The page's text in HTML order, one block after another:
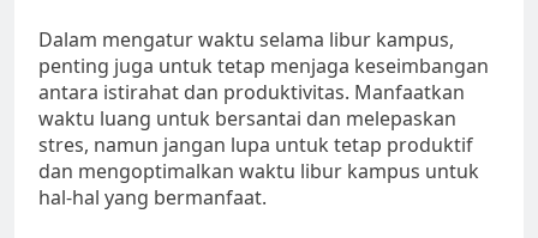
Dalam mengatur waktu selama libur kampus,
penting juga untuk tetap menjaga keseimbangan
antara istirahat dan produktivitas. Manfaatkan
waktu luang untuk bersantai dan melepaskan
stres, namun jangan lupa untuk tetap produktif
dan mengoptimalkan waktu libur kampus untuk
hal-hal yang bermanfaat.